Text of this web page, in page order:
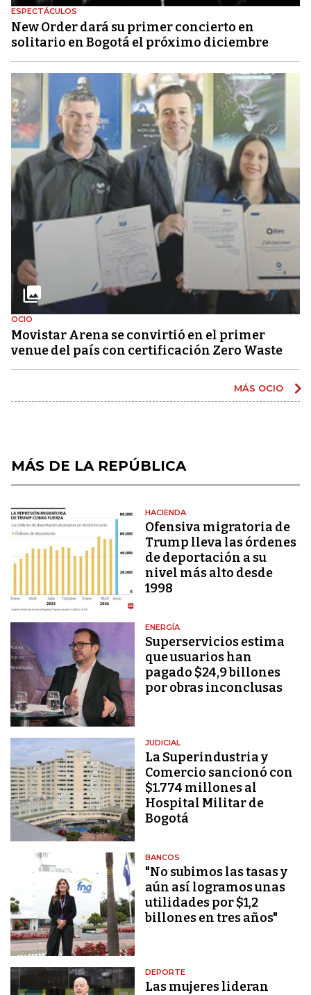
ESPECTÁCULOS
New Order dará su primer concierto en
solitario en Bogotá el próximo diciembre
OCIO
Movistar Arena se convirtió en el primer
venue del país con certificación Zero Waste
MÁS OCIO
MÁS DE LA REPÚBLICA
HACIENDA
Ofensiva migratoria de
Trump lleva las órdenes
de deportación a su
nivel más alto desde
1998
ENERGÍA
Superservicios estima
que usuarios han
pagado $24,9 billones
por obras inconclusas
JUDICIAL
La Superindustria y
Comercio sancionó con
$1.774 millones al
Hospital Militar de
Bogotá
BANCOS
"No subimos las tasas y
aún así logramos unas
utilidades por $1,2
billones en tres años"
DEPORTE
Las mujeres lideran